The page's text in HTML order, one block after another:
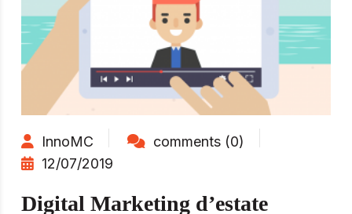
InnoMC
comments (0)
12/07/2019
Digital Marketing d’estate